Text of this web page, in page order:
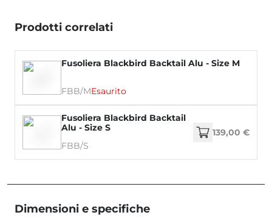
Prodotti correlati
Fusoliera Blackbird Backtail Alu - Size M
FBB/MEsaurito
Fusoliera Blackbird Backtail
Alu - Size S
FBB/S
139,00 €
Dimensioni e specifiche